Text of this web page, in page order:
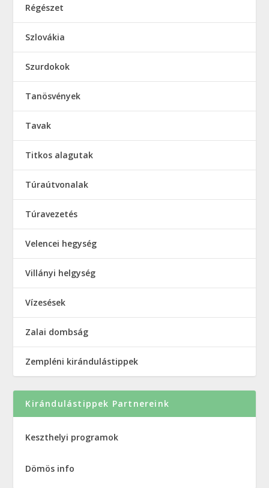
Régészet
Szlovákia
Szurdokok
Tanösvények
Tavak
Titkos alagutak
Túraútvonalak
Túravezetés
Velencei hegység
Villányi helgység
Vízesések
Zalai dombság
Zempléni kirándulástippek
Kirándulástippek Partnereink
Keszthelyi programok
Dömös info